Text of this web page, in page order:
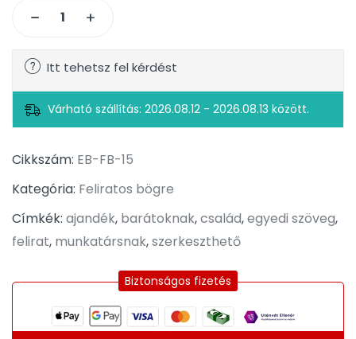
Itt tehetsz fel kérdést
Várható szállítás: 2026.08.12 - 2026.08.13 között.
Cikkszám: EB-FB-15
Kategória: Feliratos bögre
Címkék: ajandék, barátoknak,család,egyedi szöveg,
felirat, munkatársnak,szerkeszthető
Biztonságos fizetés